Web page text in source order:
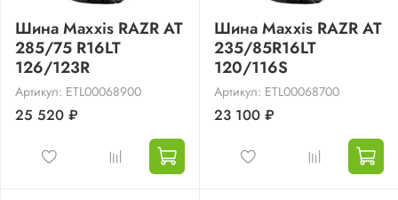
Шина Maxxis RAZR AT
285/75 R16LT
126/123R
Артикул: ETL00068900
25 520 ₽
Шина Maxxis RAZR AT
235/85R16LT
120/116S
Артикул: ETL00068700
23 100 ₽